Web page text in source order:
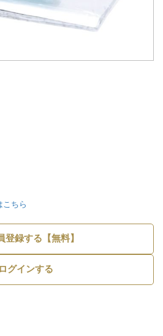
こちら
登録する【無料】
ログインする